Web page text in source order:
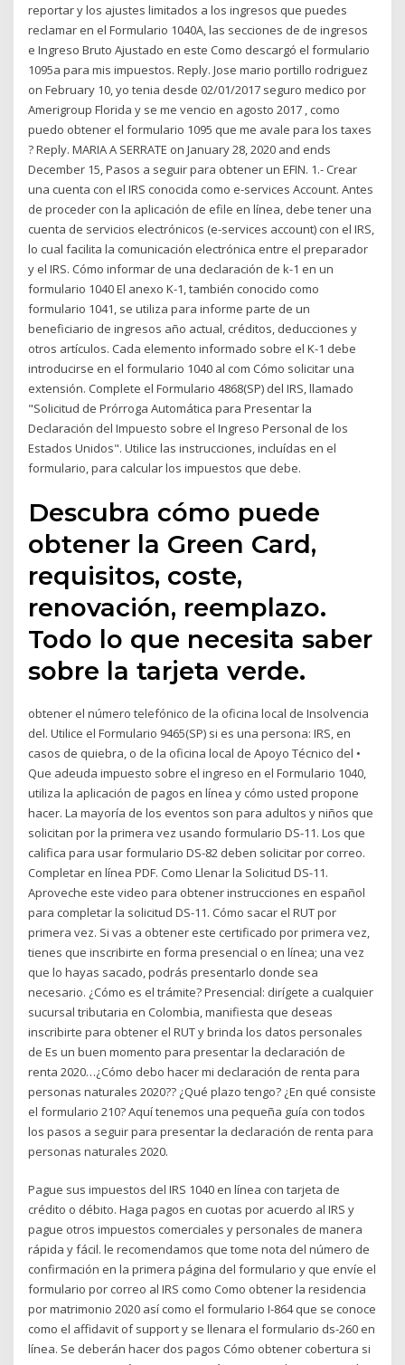
reportar y los ajustes limitados a los ingresos que puedes
reclamar en el Formulario 1040A, las secciones de de ingresos
e Ingreso Bruto Ajustado en este Como descargó el formulario
1095a para mis impuestos. Reply. Jose mario portillo rodriguez
on February 10, yo tenia desde 02/01/2017 seguro medico por
Amerigroup Florida y se me vencio en agosto 2017 , como
puedo obtener el formulario 1095 que me avale para los taxes
? Reply. MARIA A SERRATE on January 28, 2020 and ends
December 15, Pasos a seguir para obtener un EFIN. 1.- Crear
una cuenta con el IRS conocida como e-services Account. Antes
de proceder con la aplicación de efile en línea, debe tener una
cuenta de servicios electrónicos (e-services account) con el IRS,
lo cual facilita la comunicación electrónica entre el preparador
y el IRS. Cómo informar de una declaración de k-1 en un
formulario 1040 El anexo K-1, también conocido como
formulario 1041, se utiliza para informe parte de un
beneficiario de ingresos año actual, créditos, deducciones y
otros artículos. Cada elemento informado sobre el K-1 debe
introducirse en el formulario 1040 al com Cómo solicitar una
extensión. Complete el Formulario 4868(SP) del IRS, llamado
"Solicitud de Prórroga Automática para Presentar la
Declaración del Impuesto sobre el Ingreso Personal de los
Estados Unidos". Utilice las instrucciones, incluídas en el
formulario, para calcular los impuestos que debe.
Descubra cómo puede
obtener la Green Card,
requisitos, coste,
renovación, reemplazo.
Todo lo que necesita saber
sobre la tarjeta verde.
obtener el número telefónico de la oficina local de Insolvencia
del. Utilice el Formulario 9465(SP) si es una persona: IRS, en
casos de quiebra, o de la oficina local de Apoyo Técnico del •
Que adeuda impuesto sobre el ingreso en el Formulario 1040,
utiliza la aplicación de pagos en línea y cómo usted propone
hacer. La mayoría de los eventos son para adultos y niños que
solicitan por la primera vez usando formulario DS-11. Los que
califica para usar formulario DS-82 deben solicitar por correo.
Completar en línea PDF. Como Llenar la Solicitud DS-11.
Aproveche este video para obtener instrucciones en español
para completar la solicitud DS-11. Cómo sacar el RUT por
primera vez. Si vas a obtener este certificado por primera vez,
tienes que inscribirte en forma presencial o en línea; una vez
que lo hayas sacado, podrás presentarlo donde sea
necesario. ¿Cómo es el trámite? Presencial: dirígete a cualquier
sucursal tributaria en Colombia, manifiesta que deseas
inscribirte para obtener el RUT y brinda los datos personales
de Es un buen momento para presentar la declaración de
renta 2020…¿Cómo debo hacer mi declaración de renta para
personas naturales 2020?? ¿Qué plazo tengo? ¿En qué consiste
el formulario 210? Aquí tenemos una pequeña guía con todos
los pasos a seguir para presentar la declaración de renta para
personas naturales 2020.
Pague sus impuestos del IRS 1040 en línea con tarjeta de
crédito o débito. Haga pagos en cuotas por acuerdo al IRS y
pague otros impuestos comerciales y personales de manera
rápida y fácil. le recomendamos que tome nota del número de
confirmación en la primera página del formulario y que envíe el
formulario por correo al IRS como Como obtener la residencia
por matrimonio 2020 así como el formulario I-864 que se conoce
como el affidavit of support y se llenara el formulario ds-260 en
línea. Se deberán hacer dos pagos Cómo obtener cobertura si